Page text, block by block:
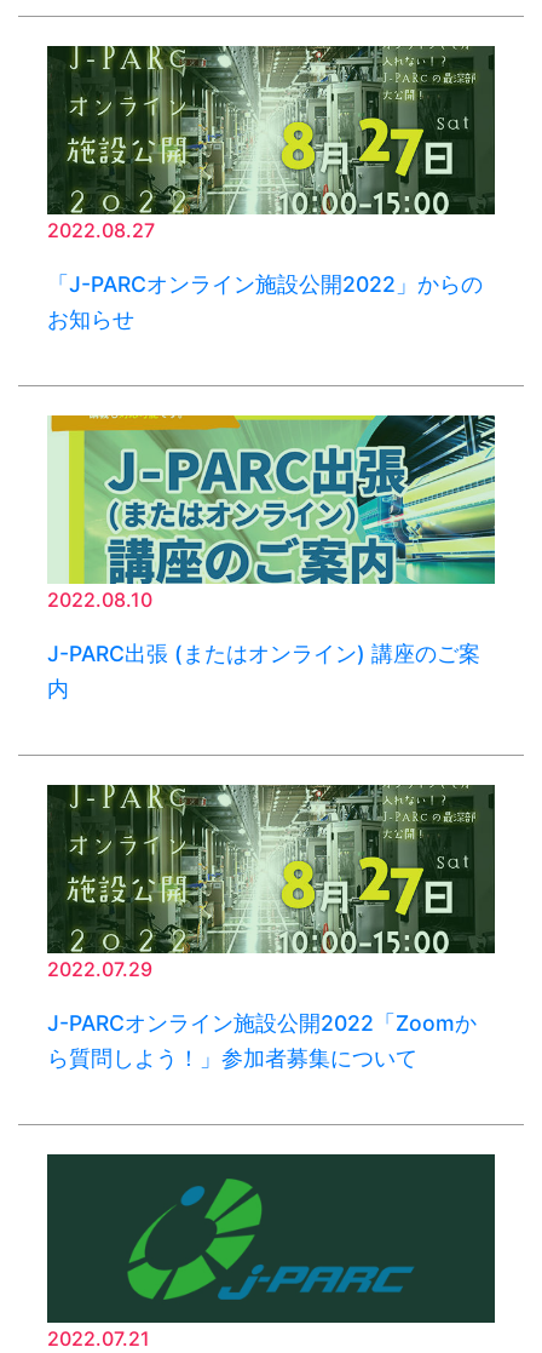
2022.08.27
「J-PARCオンライン施設公開2022」からの
お知らせ
2022.08.10
J-PARC出張 (またはオンライン) 講座のご案
内
2022.07.29
J-PARCオンライン施設公開2022「Zoomか
ら質問しよう！」参加者募集について
2022.07.21